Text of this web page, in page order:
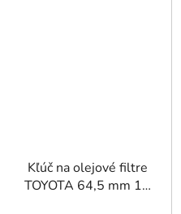
Kľúč na olejové filtre
TOYOTA 64,5 mm 14